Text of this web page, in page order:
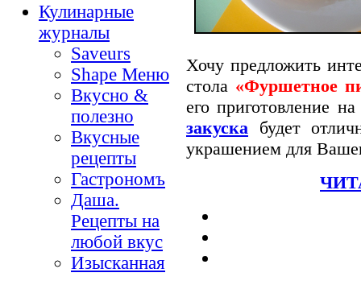
Кулинарные
журналы
Saveurs
Shape Меню
Вкусно &
полезно
Вкусные
рецепты
Гастрономъ
Даша.
Рецепты на
любой вкус
Изысканная
Хочу предложить
стола «Фуршетное
его приготовление
закуска будет
украшением для